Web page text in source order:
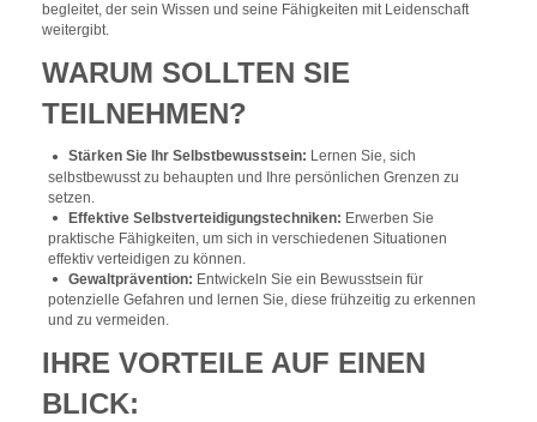
begleitet, der sein Wissen und seine Fähigkeiten mit Leidenschaft
weitergibt.
WARUM SOLLTEN SIE
TEILNEHMEN?
Stärken Sie Ihr Selbstbewusstsein: Lernen Sie, sich
selbstbewusst zu behaupten und Ihre persönlichen Grenzen zu
setzen.
Effektive Selbstverteidigungstechniken: Erwerben Sie
praktische Fähigkeiten, um sich in verschiedenen Situationen
effektiv verteidigen zu können.
Gewaltprävention: Entwickeln Sie ein Bewusstsein für
potenzielle Gefahren und lernen Sie, diese frühzeitig zu erkennen
und zu vermeiden.
IHRE VORTEILE AUF EINEN
BLICK: